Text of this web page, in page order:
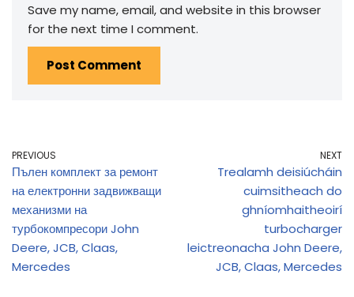
Save my name, email, and website in this browser
for the next time I comment.
PREVIOUS
Пълен комплект за ремонт
на електронни задвижващи
механизми на
турбокомпресори John
Deere, JCB, Claas,
Mercedes
NEXT
Trealamh deisiúcháin
cuimsitheach do
ghníomhaitheoirí
turbocharger
leictreonacha John Deere,
JCB, Claas, Mercedes